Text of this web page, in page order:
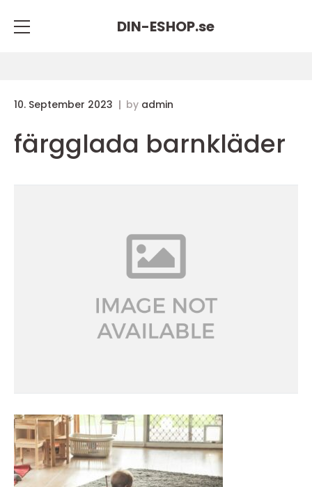
DIN-ESHOP.se
10. September 2023 by admin
färgglada barnkläder